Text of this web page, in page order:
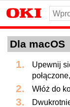
Dla macOS
Upewnij
Włóż do